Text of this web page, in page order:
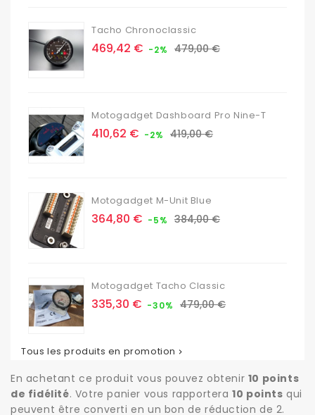
Tacho Chronoclassic
Prix
469,42 € -2% Prix
479,00 €
Motogadget Dashboard Pro Nine-T
Prix
410,62 € -2% Prix
419,00 €
Motogadget M-Unit Blue
Prix
364,80 € -5% Prix
384,00 €
Motogadget Tacho Classic
Prix
335,30 € -30% Prix
479,00 €
Tous les produits en promotion 
En achetant ce produit vous pouvez obtenir 10 points
de fidélité. Votre panier vous rapportera10 points qui
peuvent être converti en un bon de réduction de 2.